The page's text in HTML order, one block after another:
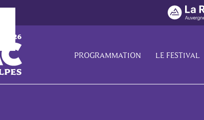
PROGRAMMATION LE FESTIVAL